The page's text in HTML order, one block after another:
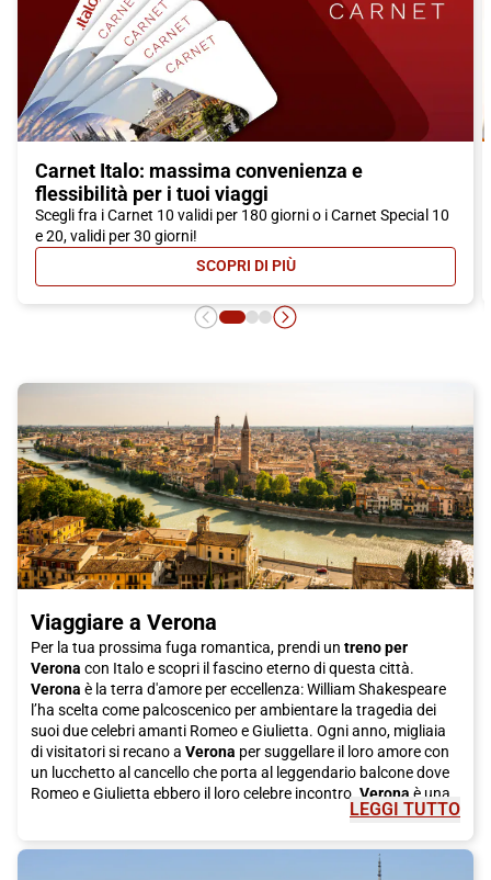
Carnet Italo: massima convenienza e
flessibilità per i tuoi viaggi
Scegli fra i Carnet 10 validi per 180 giorni o i Carnet Special 10
e 20, validi per 30 giorni!
SCOPRI DI PIÙ- CARNET ITALO: MASSIMA
Viaggiare a Verona
Per la tua prossima fuga romantica, prendi un treno per
Verona con Italo e scopri il fascino eterno di questa città.
Verona è la terra d'amore per eccellenza: William Shakespeare
l’ha scelta come palcoscenico per ambientare la tragedia dei
suoi due celebri amanti Romeo e Giulietta. Ogni anno, migliaia
di visitatori si recano a Verona per suggellare il loro amore con
un lucchetto al cancello che porta al leggendario balcone dove
Romeo e Giulietta ebbero il loro celebre incontro. Verona è una
città che vive di storia. Le sue origini romane le hanno valso il
allo scenografico centro storico disseminato di reperti romani e
LEGGI TUTTO